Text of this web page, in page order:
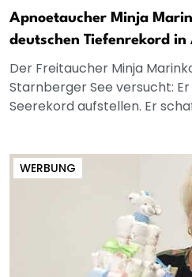
Apnoetaucher Minja
deutschen Tiefenrekord in
Der Freitaucher Minja
Starnberger See versucht:
Seerekord aufstellen. Er
WERBUNG